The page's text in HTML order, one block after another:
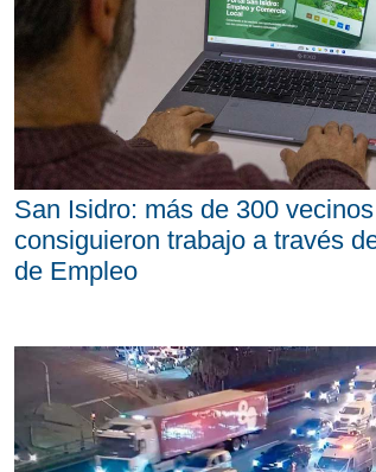
San Isidro: más de 300 vecinos
consiguieron trabajo a través
de Empleo